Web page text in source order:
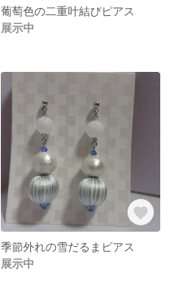
葡萄色の二重叶結びピアス
展示中
季節外れの雪だるまピアス
展示中